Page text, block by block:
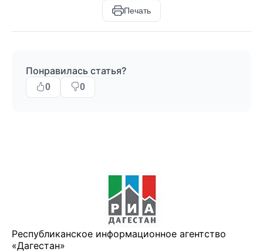
Печать
Понравилась статья?
0 0
Республиканское информационное агентство
«Дагестан»